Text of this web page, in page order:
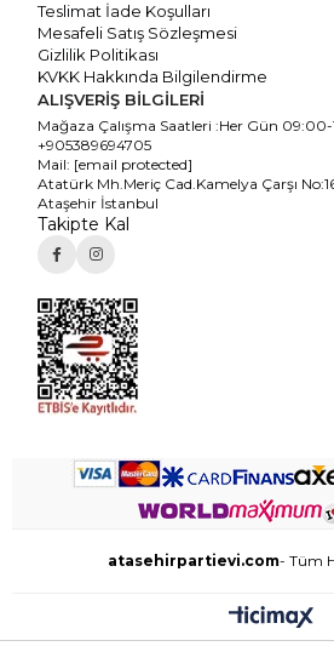
Teslimat İade Koşulları
Mesafeli Satış Sözleşmesi
Gizlilik Politikası
KVKK Hakkında Bilgilendirme
ALIŞVERİŞ BİLGİLERİ
Mağaza Çalışma Saatleri :Her Gün 09:00-
+905389694705
Mail: [email protected]
Atatürk Mh.Meriç Cad.Kamelya Çarşı
Ataşehir İstanbul
Takipte Kal
atasehirpartievi.com- Tüm